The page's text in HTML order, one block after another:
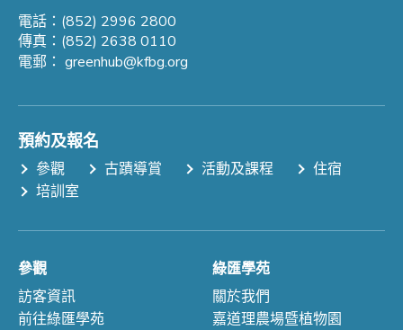
電話：(852) 2996 2800
傳真：(852) 2638 0110
電郵： greenhub@kfbg.org
預約及報名
參觀 古蹟導賞 活動及課程
住宿
培訓室
參觀
訪客資訊
前往綠匯學苑
綠匯學苑
關於我們
嘉道理農場暨植物園